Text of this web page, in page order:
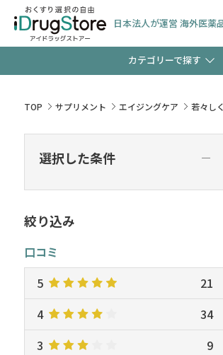
日本法人が運営 海外医薬
カテゴリーで探す
検査キット
【早
新規
友だ
TOP サプリメント エイジングケア 若々しく
選択した条件 ―
絞り込み
口コミ
5
21
4
34
3
9